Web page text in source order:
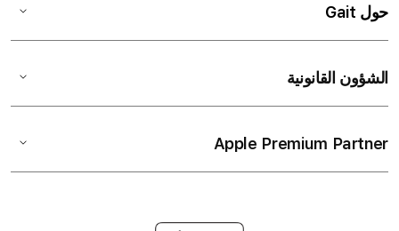
حول Gait
الشؤون القانونية
Apple Premium Partner